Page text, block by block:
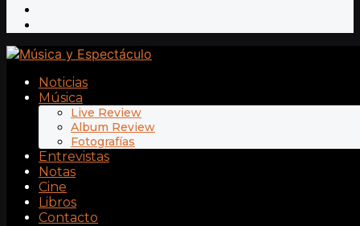
Noticias
Música
Live Review
Album Review
Fotografías
Entrevistas
Notas
Cine
Libros
Contacto